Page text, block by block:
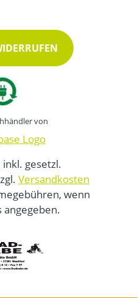
von
gesetzl.
Versandkosten
wenn
angegeben.